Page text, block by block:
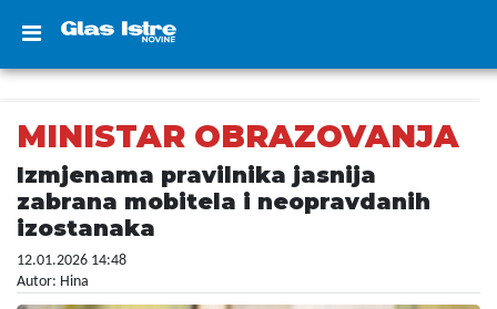
MINISTAR OBRAZOVANJA
Izmjenama pravilnika jasnija
zabrana mobitela i neopravdanih
izostanaka
12.01.2026 14:48
Autor: Hina